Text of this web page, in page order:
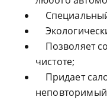
Позволяет
чистоте;
Придает
неповторимый